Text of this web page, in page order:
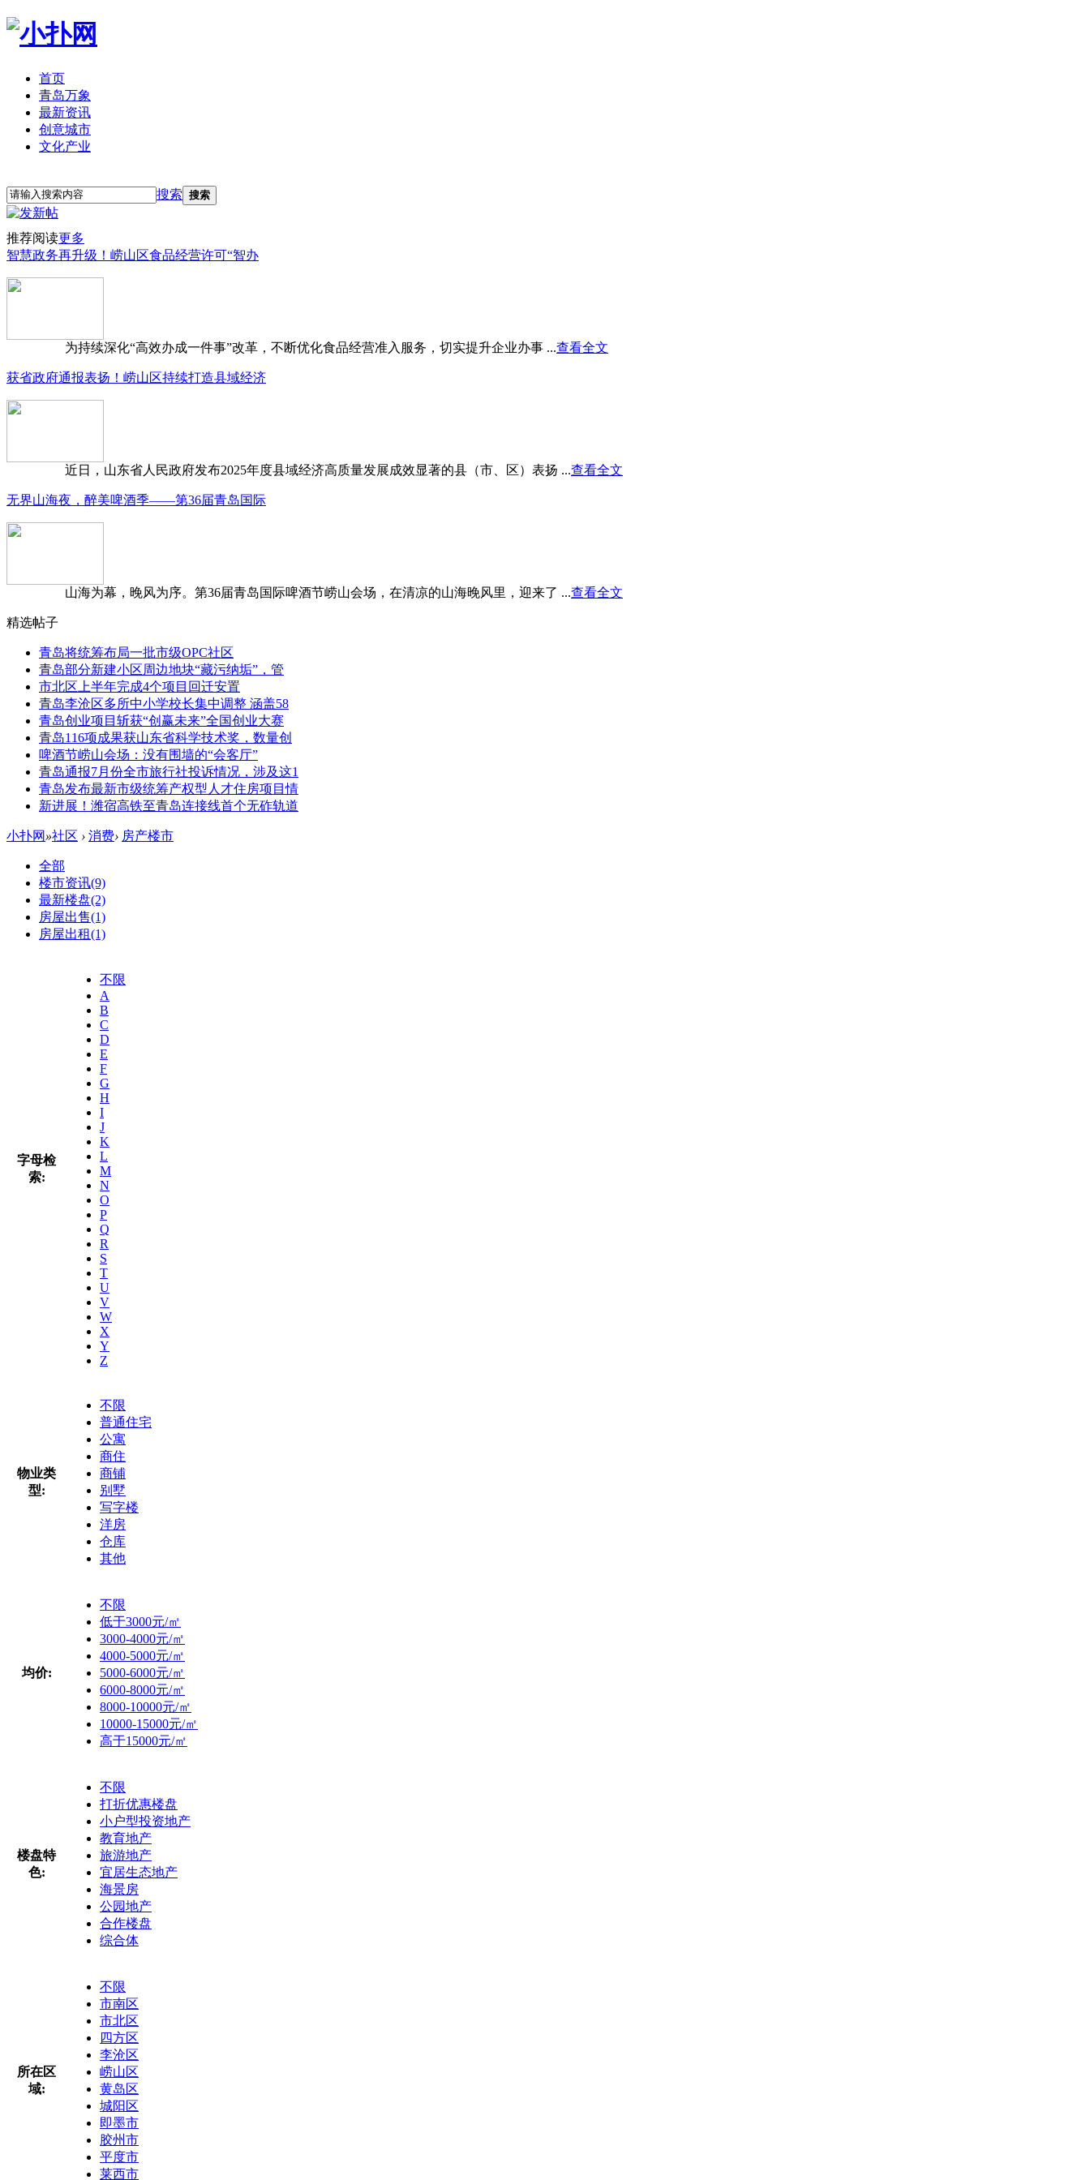
首页
青岛万象
最新资讯
创意城市
文化产业
搜索 搜索
推荐阅读更多
智慧政务再升级！崂山区食品经营许可“智办
为持续深化“高效办成一件事”改革，不断优化食品经营准入服务，切实提升企业办事 ...查看全文
获省政府通报表扬！崂山区持续打造县域经济
近日，山东省人民政府发布2025年度县域经济高质量发展成效显著的县（市、区）表扬 ...查看全文
无界山海夜，醉美啤酒季——第36届青岛国际
山海为幕，晚风为序。第36届青岛国际啤酒节崂山会场，在清凉的山海晚风里，迎来了 ...查看全文
精选帖子
青岛将统筹布局一批市级OPC社区
青岛部分新建小区周边地块“藏污纳垢”，管
市北区上半年完成4个项目回迁安置
青岛李沧区多所中小学校长集中调整 涵盖58
青岛创业项目斩获“创赢未来”全国创业大赛
青岛116项成果获山东省科学技术奖，数量创
啤酒节崂山会场：没有围墙的“会客厅”
青岛通报7月份全市旅行社投诉情况，涉及这1
青岛发布最新市级统筹产权型人才住房项目情
新进展！潍宿高铁至青岛连接线首个无砟轨道
小扑网 »社区 › 消费› 房产楼市
全部
楼市资讯(9)
最新楼盘(2)
房屋出售(1)
房屋出租(1)
字母检
索:
不限
A
B
C
D
E
F
G
H
I
J
K
L
M
N
O
P
Q
R
S
T
U
V
W
X
Y
Z
物业类
型:
不限
普通住宅
公寓
商住
商铺
别墅
写字楼
洋房
仓库
其他
均价:
不限
低于3000元/㎡
3000-4000元/㎡
4000-5000元/㎡
5000-6000元/㎡
6000-8000元/㎡
8000-10000元/㎡
10000-15000元/㎡
高于15000元/㎡
楼盘特
色:
不限
打折优惠楼盘
小户型投资地产
教育地产
旅游地产
宜居生态地产
海景房
公园地产
合作楼盘
综合体
所在区
域:
不限
市南区
市北区
四方区
李沧区
崂山区
黄岛区
城阳区
即墨市
胶州市
平度市
莱西市